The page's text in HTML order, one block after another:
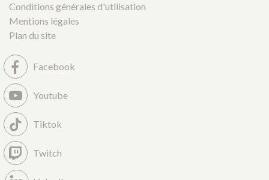
Conditions générales d'utilisation
Mentions légales
Plan du site
Facebook
Youtube
Tiktok
Twitch